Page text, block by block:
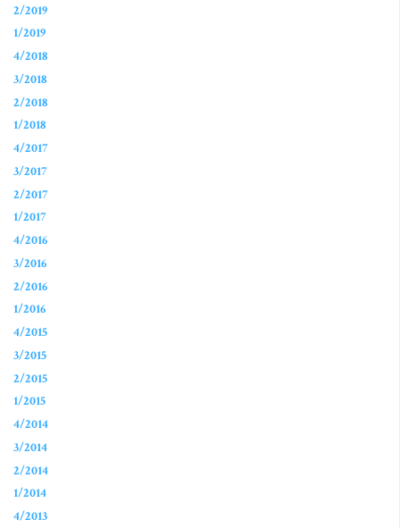
2/2019
1/2019
4/2018
3/2018
2/2018
1/2018
4/2017
3/2017
2/2017
1/2017
4/2016
3/2016
2/2016
1/2016
4/2015
3/2015
2/2015
1/2015
4/2014
3/2014
2/2014
1/2014
4/2013